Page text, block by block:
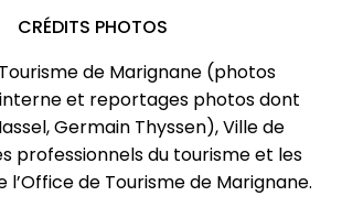
CRÉDITS PHOTOS
de Marignane (photos
et reportages photos dont
Germain Thyssen), Ville de
professionnels du tourisme et les
l’Office de Tourisme de Marignane.